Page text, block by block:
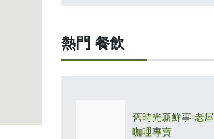
熱門 餐飲
舊時光新鮮事-老屋
咖哩專賣